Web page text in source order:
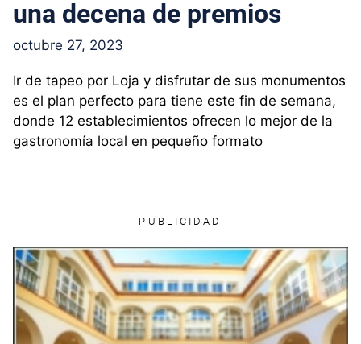
una decena de premios
octubre 27, 2023
Ir de tapeo por Loja y disfrutar de sus monumentos
es el plan perfecto para tiene este fin de semana,
donde 12 establecimientos ofrecen lo mejor de la
gastronomía local en pequeño formato
PUBLICIDAD